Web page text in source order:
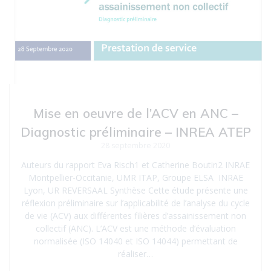
Mise en oeuvre de l’ACV en ANC –
Diagnostic préliminaire – INREA ATEP
Auteurs du rapport Eva Risch1 et Catherine Boutin2 INRAE
Montpellier-Occitanie, UMR ITAP, Groupe ELSA INRAE
Lyon, UR REVERSAAL Synthèse Cette étude présente une
réflexion préliminaire sur l’applicabilité de l’analyse du cycle
de vie (ACV) aux différentes filières d’assainissement non
collectif (ANC). L’ACV est une méthode d’évaluation
normalisée (ISO 14040 et ISO 14044) permettant de
réaliser…